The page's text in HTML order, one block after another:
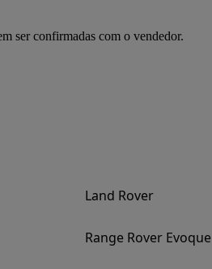
ser confirmadas com o vendedor.
Land Rover
Range Rover Evoque